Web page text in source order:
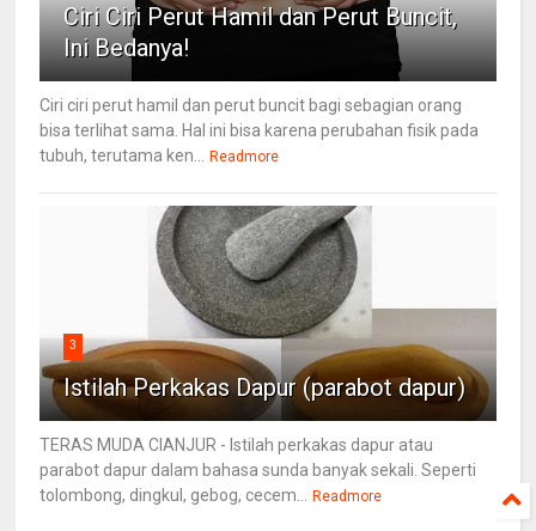
Ciri Ciri Perut Hamil dan Perut Buncit,
Ini Bedanya!
Ciri ciri perut hamil dan perut buncit bagi sebagian orang
bisa terlihat sama. Hal ini bisa karena perubahan fisik pada
tubuh, terutama ken...
Readmore
3
Istilah Perkakas Dapur (parabot dapur)
TERAS MUDA CIANJUR - Istilah perkakas dapur atau
parabot dapur dalam bahasa sunda banyak sekali. Seperti
tolombong, dingkul, gebog, cecem...
Readmore